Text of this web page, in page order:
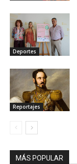
Deportes
Reportajes
MÁS POPULAR